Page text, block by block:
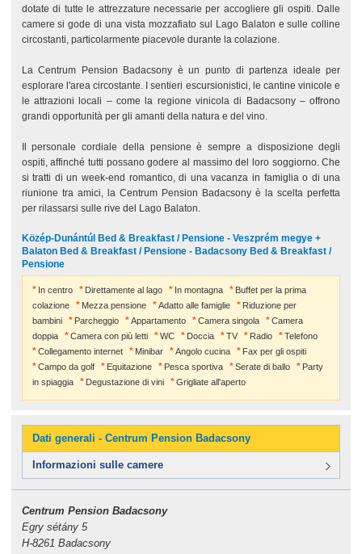
dotate di tutte le attrezzature necessarie per accogliere gli ospiti. Dalle
camere si gode di una vista mozzafiato sul Lago Balaton e sulle colline
circostanti, particolarmente piacevole durante la colazione.
La Centrum Pension Badacsony è un punto di partenza ideale per
esplorare l'area circostante. I sentieri escursionistici, le cantine vinicole e
le attrazioni locali – come la regione vinicola di Badacsony – offrono
grandi opportunità per gli amanti della natura e del vino.
Il personale cordiale della pensione è sempre a disposizione degli
ospiti, affinché tutti possano godere al massimo del loro soggiorno. Che
si tratti di un week-end romantico, di una vacanza in famiglia o di una
riunione tra amici, la Centrum Pension Badacsony è la scelta perfetta
per rilassarsi sulle rive del Lago Balaton.
Közép-Dunántúl Bed & Breakfast / Pensione - Veszprém megye +
Balaton Bed & Breakfast / Pensione - Badacsony Bed & Breakfast /
Pensione
In centro Direttamente al lago In montagna
Buffet per la prima
colazione
Mezza pensione Adatto alle famiglie
Riduzione per
bambini
Parcheggio Appartamento Camera singola
Camera
doppia
Camera con più letti WC Doccia TV Radio
Telefono
Collegamento internet
Minibar Angolo cucina
Fax per gli ospiti
Campo da golf
Equitazione Pesca sportiva Serate di ballo
Party
in spiaggia
Degustazione di vini Grigliate all'aperto
Dati generali - Centrum Pension Badacsony
Informazioni sulle camere
Centrum Pension Badacsony
Egry sétány 5
H-8261 Badacsony